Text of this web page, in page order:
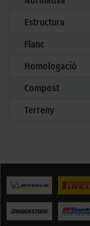
Estructura
Flanc
Homologació
Compost
Terreny